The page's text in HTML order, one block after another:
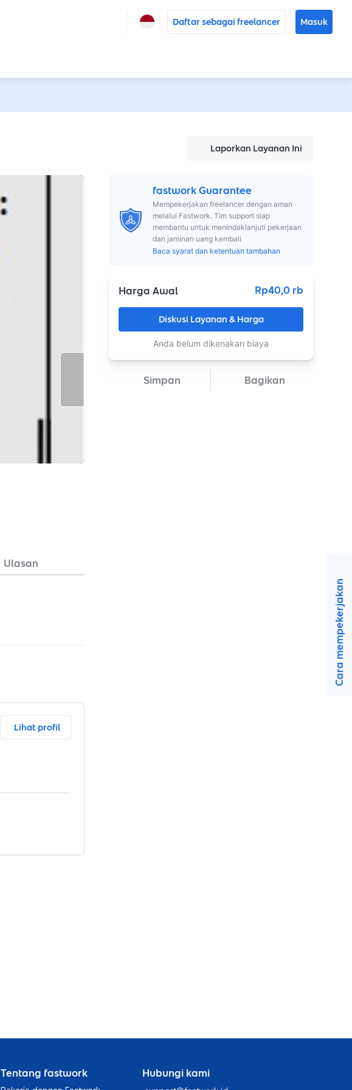
Daftar sebagai freelancer Masuk
Laporkan Layanan Ini
Ulasan
Lihat profil
fastwork Guarantee
Mempekerjakan freelancer dengan aman
melalui Fastwork. Tim support siap
membantu untuk menindaklanjuti pekerjaan
dan jaminan uang kembali
Baca syarat dan ketentuan tambahan
Harga Awal Rp40,0 rb
Diskusi Layanan & Harga
Anda belum dikenakan biaya
Simpan Bagikan
Cara mempekerjakan
Tentang fastwork Hubungi kami